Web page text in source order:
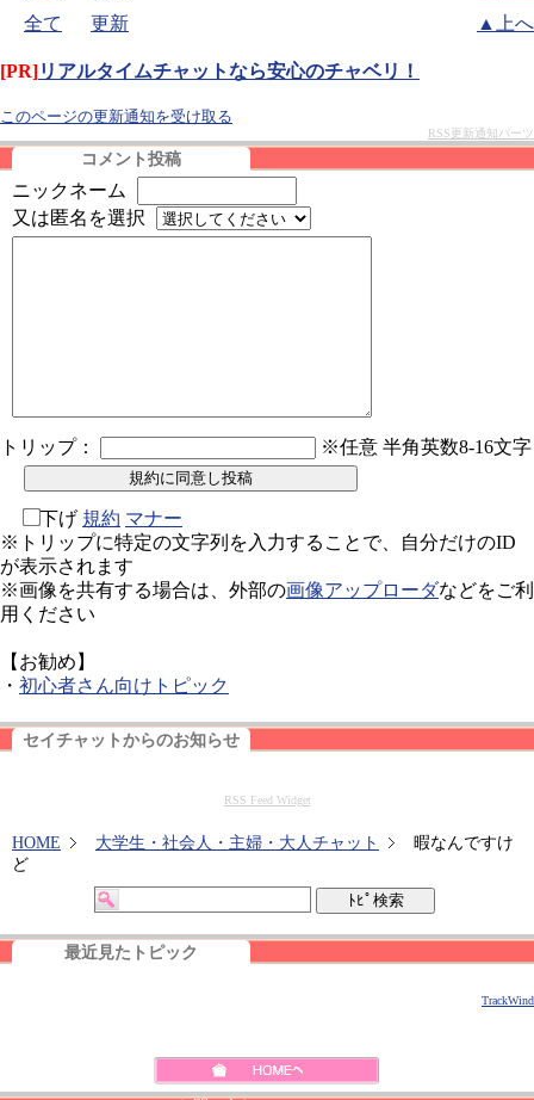
全て
更新 ▲上へ
[PR]リアルタイムチャットなら安心のチャベリ！
このページの更新通知を受け取る
RSS更新通知パーツ
コメント投稿
ニックネーム
又は匿名を選択
トリップ： ※任意 半角英数8-16文字
下げ 規約 マナー
※トリップに特定の文字列を入力することで、自分だけのID
が表示されます
※画像を共有する場合は、外部の画像アップローダなどをご利
用ください
【お勧め】
・ 初心者さん向けトピック
セイチャットからのお知らせ
RSS Feed Widget
HOME 大学生・社会人・主婦・大人チャット
暇なんですけ
ど
最近見たトピック
TrackWind